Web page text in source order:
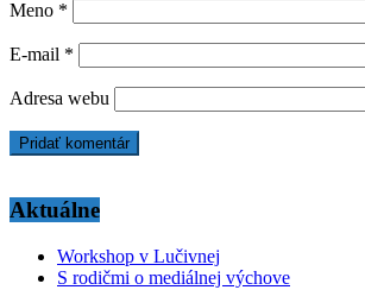
Meno *
E-mail *
Adresa webu
Aktuálne
Workshop v Lučivnej
S rodičmi o mediálnej výchove